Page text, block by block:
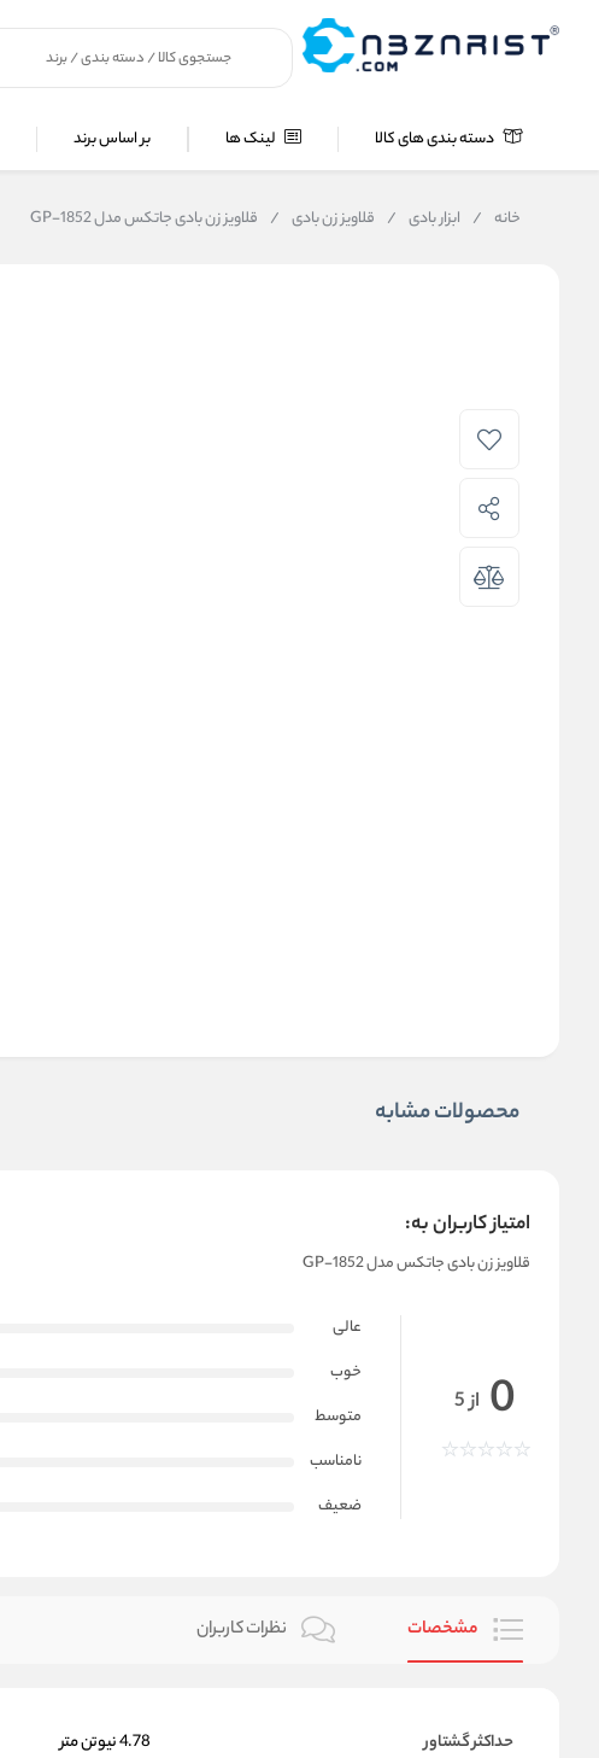
دسته بندی های کالا لینک ها بر اساس برند
خانه / ابزار بادی / قلاویز زن بادی / قلاویز زن بادی جاتکس مدل GP-1852
محصولات مشابه
امتیاز کاربران به:
قلاویز زن بادی جاتکس مدل GP-1852
0 از 5
عالی
خوب
متوسط
نامناسب
ضعیف
مشخصات نظرات کاربران
حداکثر گشتاور 4.78 نیوتن متر